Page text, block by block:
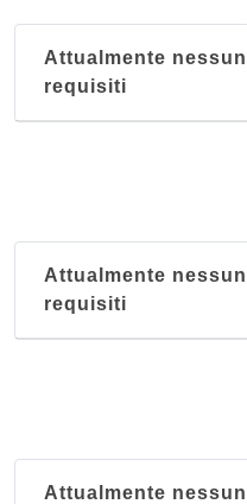
Attualmente
requisiti
Attualmente
requisiti
Attualmente